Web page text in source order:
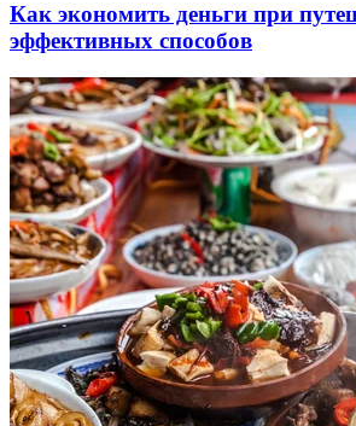
Как экономить деньги при
эффективных способов